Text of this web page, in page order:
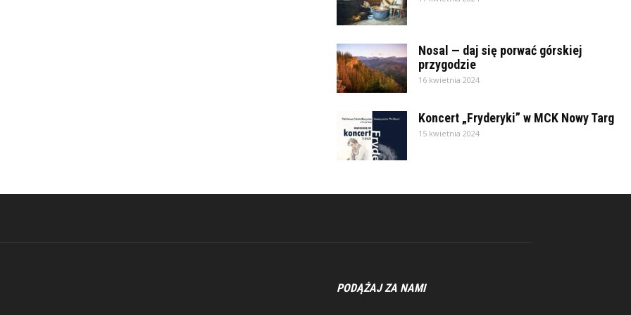
Nosal — daj się porwać górskiej
przygodzie
16 kwietnia 2024
Koncert „Fryderyki” w MCK Nowy Targ
15 kwietnia 2024
PODĄŻAJ ZA NAMI